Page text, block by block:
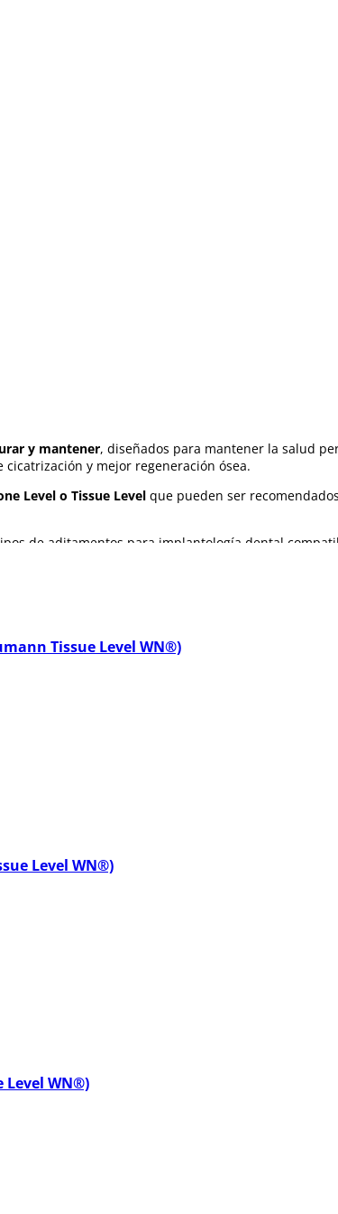
y mantener, diseñados para mantener la salud
y mejor regeneración ósea.
Level o Tissue Level que pueden ser
de aditamentos para implantología dental
Tissue Level WN®)
Level WN®)
Level WN®)